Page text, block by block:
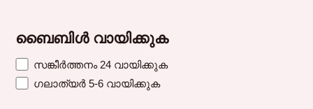
ബൈബിൾ വായിക്കുക
സങ്കീർത്തനം 24 വായിക്കുക
ഗലാത്യർ 5-6 വായിക്കുക